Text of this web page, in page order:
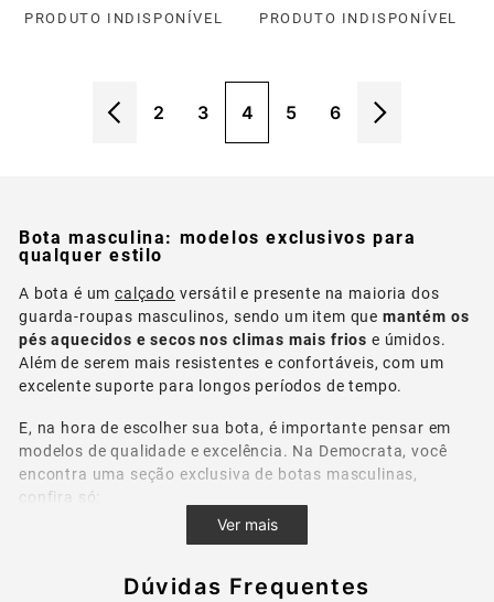
2 3 4 5 6
Bota masculina: modelos exclusivos para
qualquer estilo
A bota é umcalçado versátil e presente na maioria dos
guarda-roupas masculinos, sendo um item que mantém os
pés aquecidos e secos nos climas mais frios e úmidos.
Além de serem mais resistentes e confortáveis, com um
excelente suporte para longos períodos de tempo.
E, na hora de escolher sua bota, é importante pensar em
modelos de qualidade e excelência. Na Democrata, você
encontra uma seção exclusiva de botas masculinas,
confira só:
Bota de couro masculina sem cadarço
botas sem cadarço são as mais populares entre os homens
Ver mais
Dúvidas Frequentes